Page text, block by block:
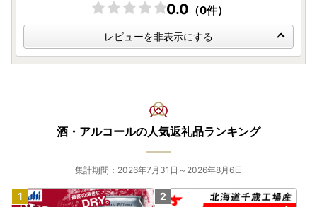
0.0 （0件）
レビューを非表示にする
酒・アルコールの人気返礼品ランキング
集計期間：2026年7月31日～2026年8月6日